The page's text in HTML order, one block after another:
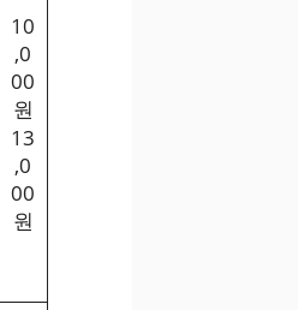
10
,0
00
원
13
,0
00
원